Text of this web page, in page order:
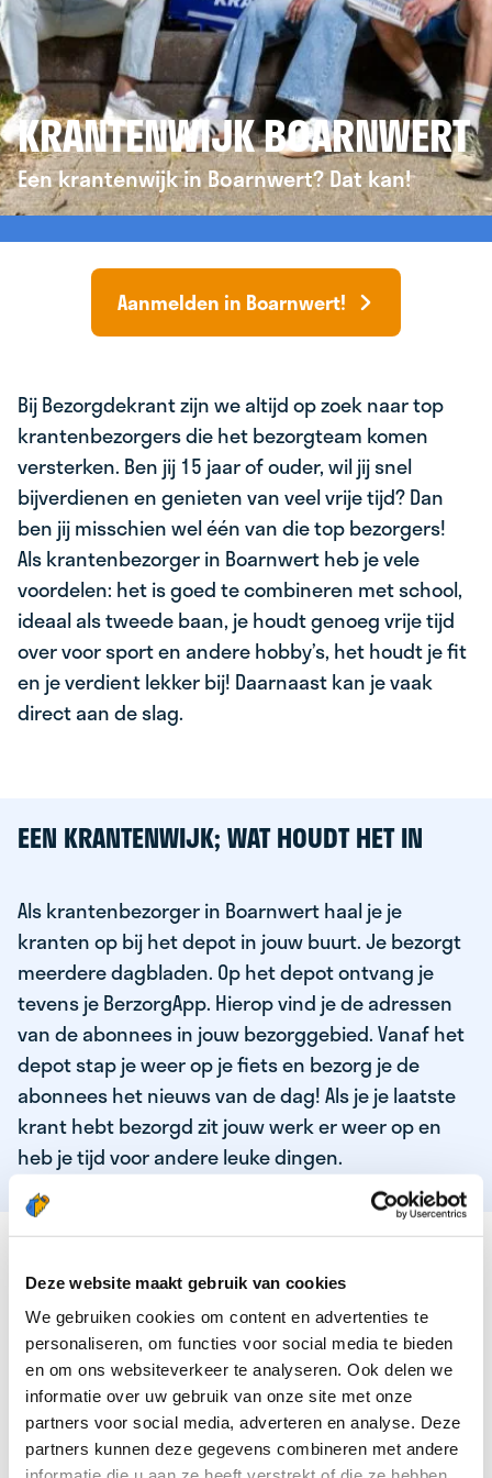
Deze website maakt gebruik van cookies
We gebruiken cookies om content en advertenties te
personaliseren, om functies voor social media te bieden
en om ons websiteverkeer te analyseren. Ook delen we
informatie over uw gebruik van onze site met onze
partners voor social media, adverteren en analyse. Deze
partners kunnen deze gegevens combineren met andere
KRANTENWIJK BOARNWERT
Een krantenwijk in Boarnwert? Dat kan!
Aanmelden in Boarnwert!
Bij Bezorgdekrant zijn we altijd op zoek naar top
krantenbezorgers die het bezorgteam komen
versterken. Ben jij 15 jaar of ouder, wil jij snel
bijverdienen en genieten van veel vrije tijd? Dan
ben jij misschien wel één van die top bezorgers!
Als krantenbezorger in Boarnwert heb je vele
voordelen: het is goed te combineren met school,
ideaal als tweede baan, je houdt genoeg vrije tijd
over voor sport en andere hobby’s, het houdt je fit
en je verdient lekker bij! Daarnaast kan je vaak
direct aan de slag.
EEN KRANTENWIJK; WAT HOUDT HET IN
Als krantenbezorger in Boarnwert haal je je
kranten op bij het depot in jouw buurt. Je bezorgt
meerdere dagbladen. Op het depot ontvang je
tevens je BerzorgApp. Hierop vind je de adressen
van de abonnees in jouw bezorggebied. Vanaf het
depot stap je weer op je fiets en bezorg je de
abonnees het nieuws van de dag! Als je je laatste
krant hebt bezorgd zit jouw werk er weer op en
heb je tijd voor andere leuke dingen.
DEZE KWALITEITEN HEEFT ONZE TOP
KRANTENBEZORGER
Je bent verantwoordelijk en zelfstandig
Je houdt van lekker bewegen in de frisse lucht
Je houdt vooral van fijn werk dat lekker bijverdient!
Je wordt blij van het bezorgen van het laatste nieuws